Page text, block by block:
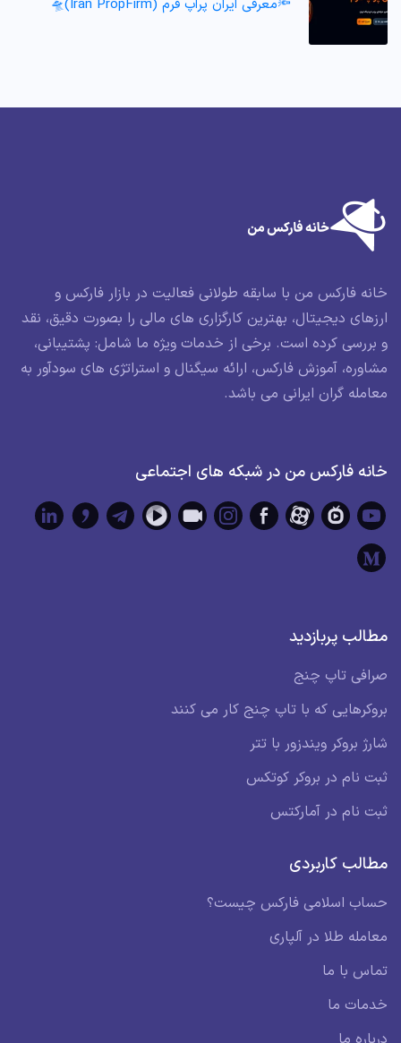
🔦معرفی ایران پراپ فرم (Iran PropFirm)🛸
خانه فارکس من با سابقه طولانی فعالیت در بازار فارکس و
ارزهای دیجیتال، بهترین کارگزاری های مالی را بصورت دقیق، نقد
و بررسی کرده است. برخی از خدمات ویژه ما شامل: پشتیبانی،
مشاوره، آموزش فارکس، ارائه سیگنال و استراتژی های سودآور به
معامله گران ایرانی می باشد.
خانه فارکس من در شبکه های اجتماعی
مطالب پربازدید
صرافی تاپ چنج
بروکرهایی که با تاپ چنج کار می کنند
شارژ بروکر ویندزور با تتر
ثبت نام در بروکر کوتکس
ثبت نام در آمارکتس
مطالب کاربردی
حساب اسلامی فارکس چیست؟
معامله طلا در آلپاری
تماس با ما
خدمات ما